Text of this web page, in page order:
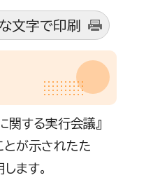
文字で印刷
関する実行会議』
とが示されたた
ます。